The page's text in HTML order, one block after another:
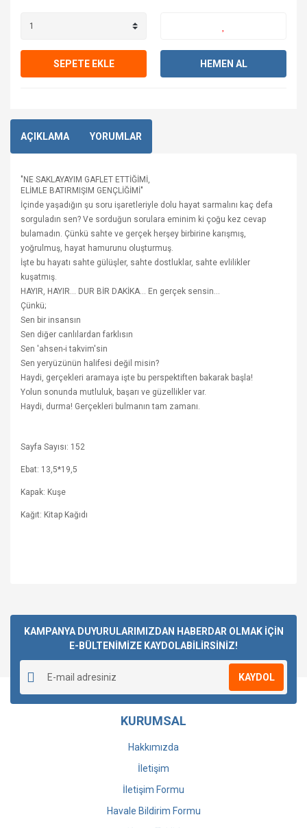
SEPETE EKLE HEMEN AL
AÇIKLAMA YORUMLAR
"NE SAKLAYAYIM GAFLET ETTİĞİMİ,
ELİMLE BATIRMIŞIM GENÇLİĞİMİ"
İçinde yaşadığın şu soru işaretleriyle dolu hayat sarmalını kaç defa
sorguladın sen? Ve sorduğun sorulara eminim ki çoğu kez cevap
bulamadın. Çünkü sahte ve gerçek herşey birbirine karışmış,
yoğrulmuş, hayat hamurunu oluşturmuş.
İşte bu hayatı sahte gülüşler, sahte dostluklar, sahte evlilikler
kuşatmış.
HAYIR, HAYIR... DUR BİR DAKİKA... En gerçek sensin...
Çünkü;
Sen bir insansın
Sen diğer canlılardan farklısın
Sen 'ahsen-i takvim'sin
Sen yeryüzünün halifesi değil misin?
Haydi, gerçekleri aramaya işte bu perspektiften bakarak başla!
Yolun sonunda mutluluk, başarı ve güzellikler var.
Haydi, durma! Gerçekleri bulmanın tam zamanı.
Sayfa Sayısı: 152
Ebat: 13,5*19,5
Kapak: Kuşe
Kağıt: Kitap Kağıdı
KAMPANYA DUYURULARIMIZDAN HABERDAR OLMAK İÇİN
E-BÜLTENİMİZE KAYDOLABİLİRSİNİZ!
KAYDOL
KURUMSAL
Hakkımızda
İletişim
İletişim Formu
Havale Bildirim Formu